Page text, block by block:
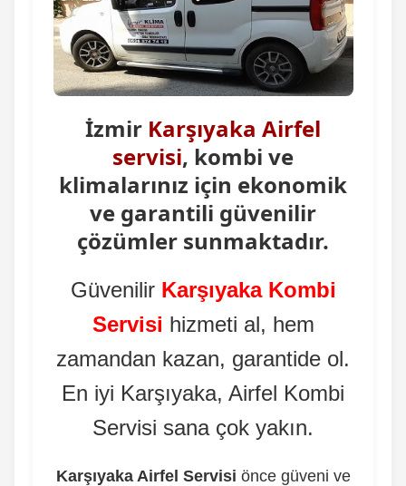
İzmir Karşıyaka Airfel
servisi, kombi ve
klimalarınız için ekonomik
ve garantili güvenilir
çözümler sunmaktadır.
Güvenilir Karşıyaka Kombi
Servisi hizmeti al, hem
zamandan kazan, garantide ol.
En iyi Karşıyaka, Airfel Kombi
Servisi sana çok yakın.
Karşıyaka Airfel Servisi önce güveni ve